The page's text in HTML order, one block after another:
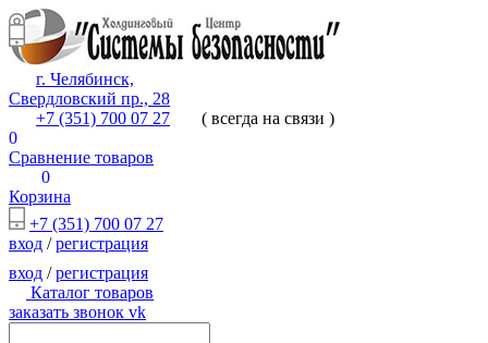
г. Челябинск,
Свердловский пр., 28
+7 (351) 700 07 27
( всегда на связи )
0
Сравнение товаров
0
Корзина
+7 (351) 700 07 27
вход /регистрация
вход /регистрация
Каталог товаров
заказать звонок vk